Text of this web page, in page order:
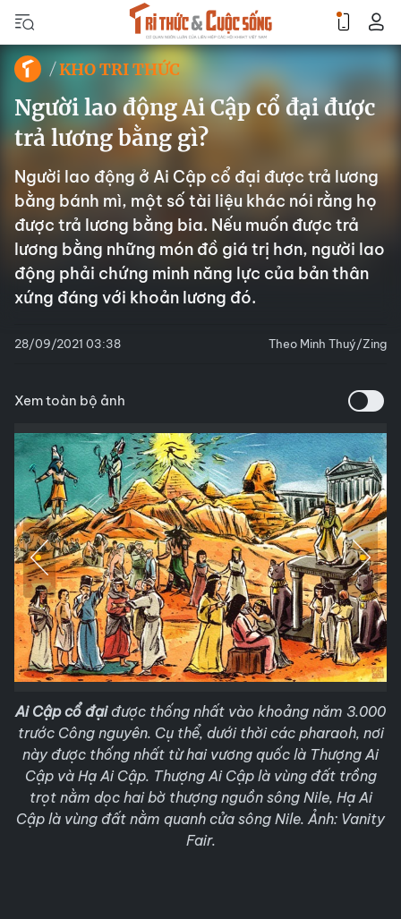
KHO TRI THỨC
Người lao động Ai Cập cổ đại được
trả lương bằng gì?
Người lao động ở Ai Cập cổ đại được trả lương
bằng bánh mì, một số tài liệu khác nói rằng họ
được trả lương bằng bia. Nếu muốn được trả
lương bằng những món đồ giá trị hơn, người lao
động phải chứng minh năng lực của bản thân
xứng đáng với khoản lương đó.
28/09/2021 03:38 Theo Minh Thuý/Zing
Xem toàn bộ ảnh
Ai Cập cổ đạiđược thống nhất vào khoảng năm 3.000
trước Công nguyên. Cụ thể, dưới thời các pharaoh, nơi
này được thống nhất từ hai vương quốc là Thượng Ai
Cập và Hạ Ai Cập. Thượng Ai Cập là vùng đất trồng
trọt nằm dọc hai bờ thượng nguồn sông Nile, Hạ Ai
Cập là vùng đất nằm quanh cửa sông Nile. Ảnh: Vanity
Fair.